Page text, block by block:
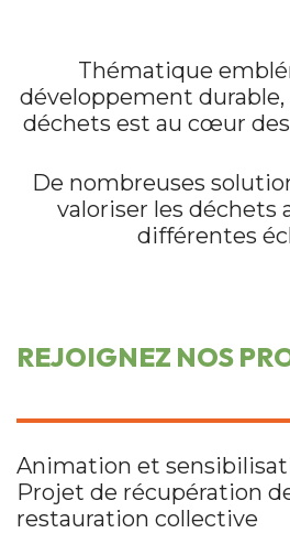
Thématique
développement durable,
déchets est au cœur
De nombreuses
valoriser les déchets
différentes
REJOIGNEZ NOS
Animation et
Projet de récupération
restauration collective